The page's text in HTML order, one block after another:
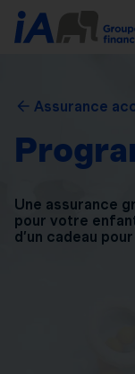
Assurance
Une assurance
pour votre
d’un cadeau